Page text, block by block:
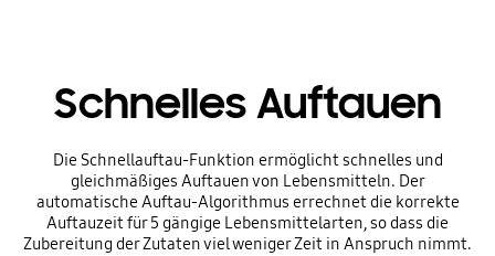
Schnelles Auftauen
Die Schnellauftau-Funktion ermöglicht schnelles und
gleichmäßiges Auftauen von Lebensmitteln. Der
automatische Auftau-Algorithmus errechnet die korrekte
Auftauzeit für 5 gängige Lebensmittelarten, so dass die
Zubereitung der Zutaten viel weniger Zeit in Anspruch nimmt.